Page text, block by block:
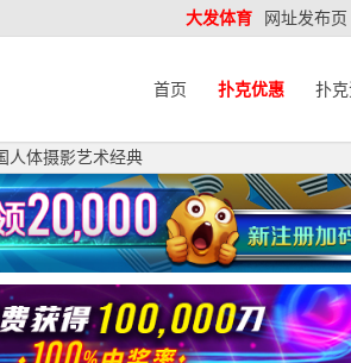
大发体育 网址发布页
首页 扑克优惠 扑克
人体摄影艺术经典